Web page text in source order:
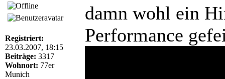
Registriert:
23.03.2007, 18:15
Beiträge: 3317
Wohnort: 77er
Munich
damn wohl ein
Performance